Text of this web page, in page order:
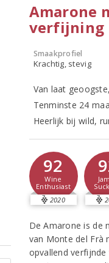
Amarone
verfijning
Smaakprofiel
Krachtig, stevig
Van laat
Tenminste 24
Heerlijk bij wild,
92
Wine
Enthusiast
2020
De Amarone is de
van Monte del Frà
opvallend